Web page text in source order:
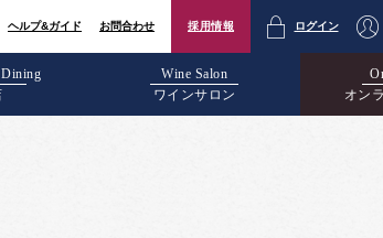
ヘルプ&ガイド お問合わせ 採用情報 ログイン
Wine Salon
ワインサロン
オン